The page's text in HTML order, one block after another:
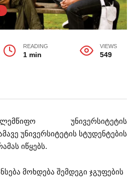
READING
1 min
VIEWS
549
უნივერსიტეტის
უნივერსიტეტის სტუდენტების
იწყებს.
მოხდება შემდეგი ჯგუფების